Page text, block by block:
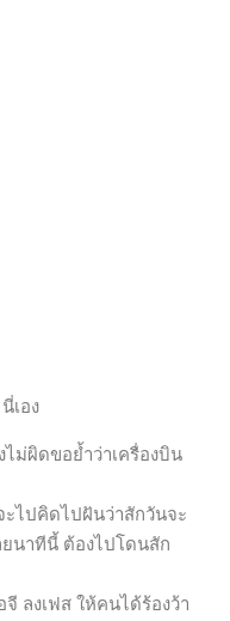
นี่เอง
ม่ผิดขอย้ำว่าเครื่องบิน
ะไปคิดไปฝันว่าสักวันจะ
ยนาทีนี้ ต้องไปโดนสัก
จี ลงเฟส ให้คนได้ร้องว้า